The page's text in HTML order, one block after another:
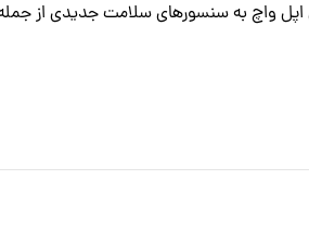
واچ به سنسورهای سلامت جدیدی از جمله